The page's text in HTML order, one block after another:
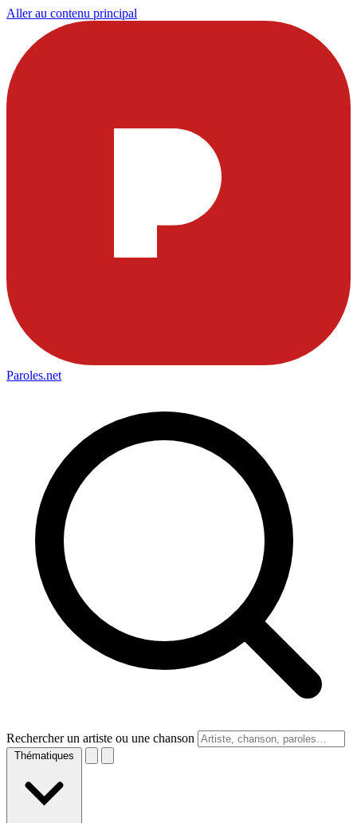
Aller au contenu principal
Paroles.net
Rechercher un artiste ou une chanson
Thématiques